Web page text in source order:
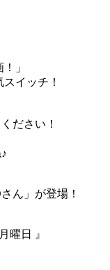
」
イッチ！
ださい！
ん」が登場！
曜日 』